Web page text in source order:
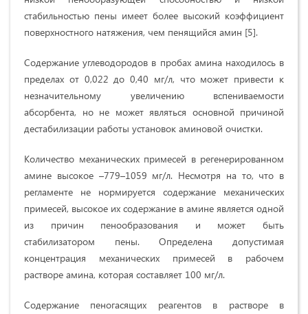
стабильностью пены имеет более высокий коэффициент
поверхностного натяжения, чем пенящийся амин [5].
Содержание углеводородов в пробах амина находилось в
пределах от 0,022 до 0,40 мг/л, что может привести к
незначительному увеличению вспениваемости
абсорбента, но не может являться основной причиной
дестабилизации работы установок аминовой очистки.
Количество механических примесей в регенерированном
амине высокое –779–1059 мг/л. Несмотря на то, что в
регламенте не нормируется содержание механических
примесей, высокое их содержание в амине является одной
из причин пенообразования и может быть
стабилизатором пены. Определена допустимая
концентрация механических примесей в рабочем
растворе амина, которая составляет 100 мг/л.
Содержание пеногасящих реагентов в растворе в